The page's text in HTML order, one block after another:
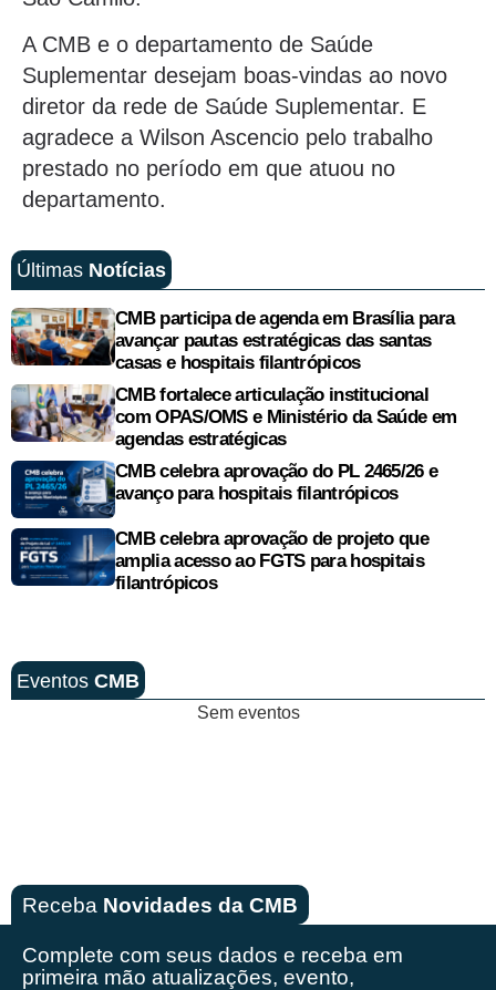
A CMB e o departamento de Saúde
Suplementar desejam boas-vindas ao novo
diretor da rede de Saúde Suplementar. E
agradece a Wilson Ascencio pelo trabalho
prestado no período em que atuou no
departamento.
Últimas Notícias
CMB participa de agenda em Brasília para
avançar pautas estratégicas das santas
casas e hospitais filantrópicos
CMB fortalece articulação institucional
com OPAS/OMS e Ministério da Saúde em
agendas estratégicas
CMB celebra aprovação do PL 2465/26 e
avanço para hospitais filantrópicos
CMB celebra aprovação de projeto que
amplia acesso ao FGTS para hospitais
filantrópicos
Eventos CMB
Sem eventos
Receba Novidades da CMB
Complete com seus dados e receba em
primeira mão atualizações, evento,